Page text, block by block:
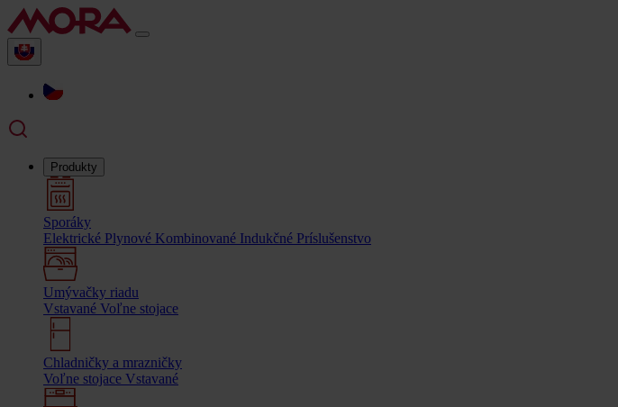
Produkty
Sporáky
Elektrické Plynové Kombinované Indukčné Príslušenstvo
Umývačky riadu
Vstavané Voľne stojace
Chladničky a mrazničky
Voľne stojace Vstavané